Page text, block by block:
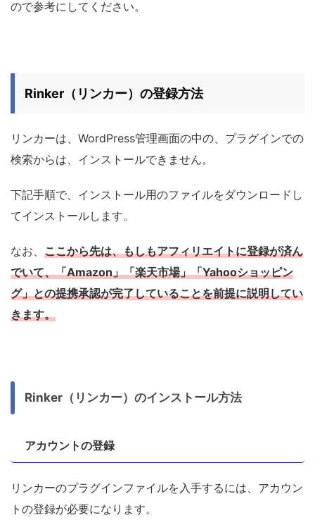
ので参考にしてください。
Rinker（リンカー）の登録方法
リンカーは、WordPress管理画面の中の、プラグインでの
検索からは、インストールできません。
下記手順で、インストール用のファイルをダウンロードし
てインストールします。
なお、 ここから先は、もしもアフィリエイトに登録が済ん
でいて、「Amazon」「楽天市場」「Yahooショッピン
グ」との提携承認が完了していることを前提に説明してい
きます。
Rinker（リンカー）のインストール方法
アカウントの登録
リンカーのプラグインファイルを入手するには、アカウン
トの登録が必要になります。